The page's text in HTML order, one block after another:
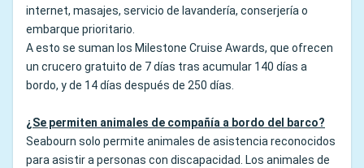
internet, masajes, servicio de lavandería, conserjería o
embarque prioritario.
A esto se suman los Milestone Cruise Awards, que ofrecen
un crucero gratuito de 7 días tras acumular 140 días a
bordo, y de 14 días después de 250 días.
¿Se permiten animales de compañía a bordo del barco?
Seabourn solo permite animales de asistencia reconocidos
para asistir a personas con discapacidad. Los animales de